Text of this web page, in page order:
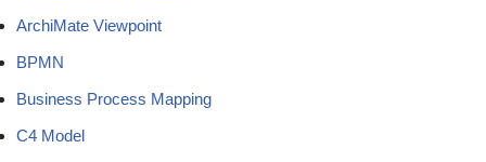
ArchiMate Viewpoint
BPMN
Business Process Mapping
C4 Model